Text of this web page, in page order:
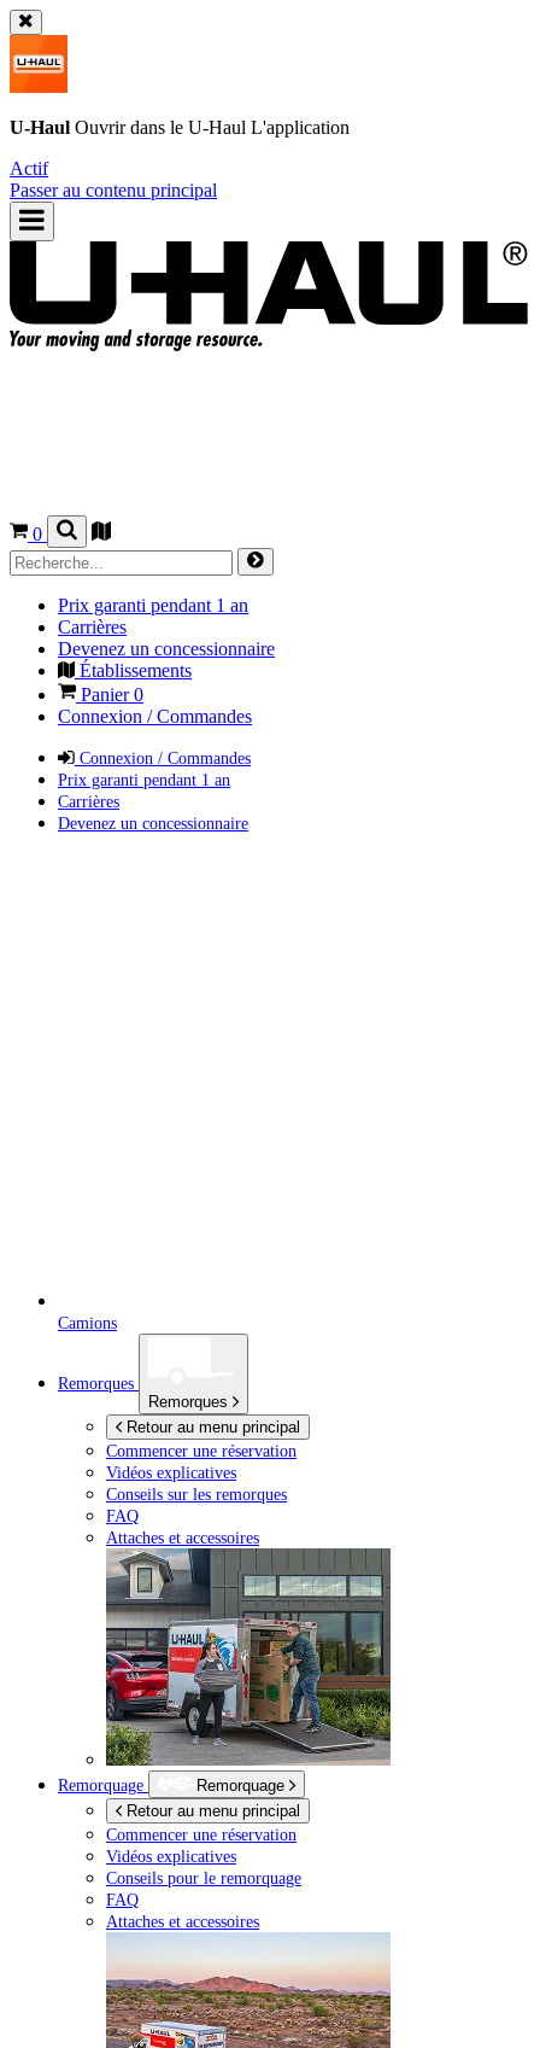
U-Haul Ouvrir dans le U-Haul L'application
Actif
Passer au contenu principal
0
Prix garanti pendant 1 an
Carrières
Devenez un concessionnaire
Établissements
Panier0
Connexion / Commandes
Connexion / Commandes
Prix garanti pendant 1 an
Carrières
Devenez un concessionnaire
Camions
Remorques
Remorques
Retour au menu principal
Commencer une réservation
Vidéos explicatives
Conseils sur les remorques
FAQ
Attaches et accessoires
Remorquage
Remorquage
Retour au menu principal
Commencer une réservation
Vidéos explicatives
Conseils pour le remorquage
FAQ
Attaches et accessoires